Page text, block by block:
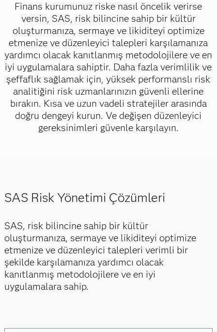
Finans kurumunuz riske nasıl öncelik verirse
versin, SAS, risk bilincine sahip bir kültür
oluşturmanıza, sermaye ve likiditeyi optimize
etmenize ve düzenleyici talepleri karşılamanıza
yardımcı olacak kanıtlanmış metodolojilere ve en
iyi uygulamalara sahiptir. Daha fazla verimlilik ve
şeffaflık sağlamak için, yüksek performanslı risk
analitiğini risk uzmanlarınızın güvenli ellerine
bırakın. Kısa ve uzun vadeli stratejiler arasında
doğru dengeyi kurun. Ve değişen düzenleyici
gereksinimleri güvenle karşılayın.
SAS Risk Yönetimi Çözümleri
SAS, risk bilincine sahip bir kültür
oluşturmanıza, sermaye ve likiditeyi optimize
etmenize ve düzenleyici talepleri verimli bir
şekilde karşılamanıza yardımcı olacak
kanıtlanmış metodolojilere ve en iyi
uygulamalara sahip.